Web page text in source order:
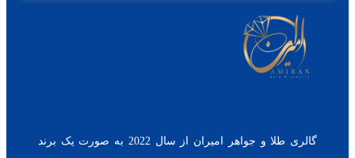
گالری طلا و جواهر امیران از سال 2022 به صورت یک برند